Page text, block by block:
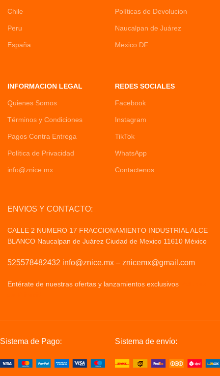
Chile
Peru
España
Políticas de Devolucion
Naucalpan de Juárez
Mexico DF
INFORMACION LEGAL
Quienes Somos
Términos y Condiciones
Pagos Contra Entrega
Política de Privacidad
info@znice.mx
REDES SOCIALES
Facebook
Instagram
TikTok
WhatsApp
Contactenos
ENVIOS Y CONTACTO:
CALLE 2 NUMERO 17 FRACCIONAMIENTO INDUSTRIAL ALCE
BLANCO Naucalpan de Juárez Ciudad de Mexico 11610 México
525578482432 info@znice.mx – znicemx@gmail.com
Entérate de nuestras ofertas y lanzamientos exclusivos
Sistema de Pago: Sistema de envío: